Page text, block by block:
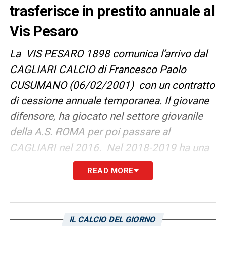
trasferisce in prestito annuale al
Vis Pesaro
La VIS PESARO 1898 comunica l’arrivo dal
CAGLIARI CALCIO di Francesco Paolo
CUSUMANO (06/02/2001) con un contratto
di cessione annuale temporanea. Il giovane
difensore, ha giocato nel settore giovanile
della A.S. ROMA per poi passare al
CAGLIARI nel 2016. Nel 2018-2019 ha una
esperienza in prestito all’OLBIA CALCIO, in
serie C. Di piede mancino, CUSUMANO è
READ MORE
IL CALCIO DEL GIORNO